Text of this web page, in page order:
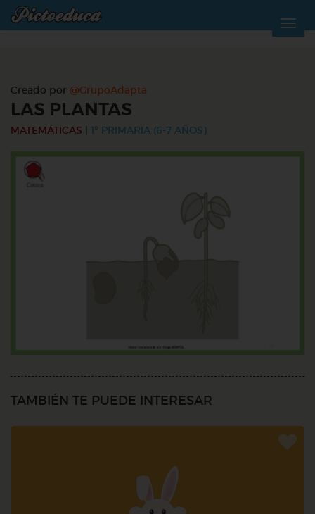
Creado por @GrupoAdapta
LAS PLANTAS
MATEMÁTICAS 1º PRIMARIA (6-7 AÑOS)
TAMBIÉN TE PUEDE INTERESAR